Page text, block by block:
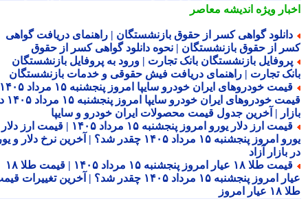
ویژهاندیشه معاصر
گواهی کسر از حقوق بازنشستگان | راهنمای دریافت گواهی
از حقوق بازنشستگان | نحوه دانلود گواهی کسر از حقوق
بازنشستگان بانک تجارت | ورود به پروفایل بازنشستگان
تجارت | راهنمای دریافت فیش حقوقی و خدمات بازنشستگان
قیمت خودروهای ایران خودرو سایپا امروز پنجشنبه ۱۵ مرداد ۱۴۰۵ |
قیمت خودروهای ایران خودرو سایپا امروز پنجشنبه ۱۵ مرداد ۱۴۰۵ در
| آخرین جدول قیمت محصولات ایران خودرو و سایپا
قیمت ارز دلار یورو امروز پنجشنبه ۱۵ مرداد ۱۴۰۵ | قیمت ارز دلار
یورو امروز پنجشنبه ۱۵ مرداد ۱۴۰۵ چقدر شد؟ | آخرین نرخ دلار و یورو
آزاد
قیمت طلا ۱۸ عیار امروز پنجشنبه ۱۵ مرداد ۱۴۰۵ | قیمت طلا ۱۸
عیار امروز پنجشنبه ۱۵ مرداد ۱۴۰۵ چقدر شد؟ | آخرین تغییرات قیمت
امروز